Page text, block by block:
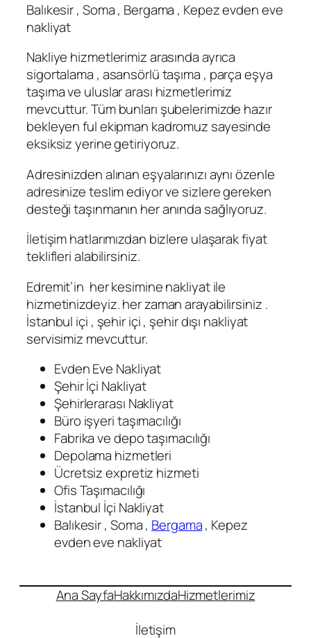
Balıkesir , Soma , Bergama , Kepez evden eve
nakliyat
Nakliye hizmetlerimiz arasında ayrıca
sigortalama , asansörlü taşıma , parça eşya
taşıma ve uluslar arası hizmetlerimiz
mevcuttur. Tüm bunları şubelerimizde hazır
bekleyen ful ekipman kadromuz sayesinde
eksiksiz yerine getiriyoruz.
Adresinizden alınan eşyalarınızı aynı özenle
adresinize teslim ediyor ve sizlere gereken
desteği taşınmanın her anında sağlıyoruz.
İletişim hatlarımızdan bizlere ulaşarak fiyat
teklifleri alabilirsiniz.
Edremit’in her kesimine nakliyat ile
hizmetinizdeyiz. her zaman arayabilirsiniz .
İstanbul içi , şehir içi , şehir dışı nakliyat
servisimiz mevcuttur.
Evden Eve Nakliyat
Şehir İçi Nakliyat
Şehirlerarası Nakliyat
Büro işyeri taşımacılığı
Fabrika ve depo taşımacılığı
Depolama hizmetleri
Ücretsiz expretiz hizmeti
Ofis Taşımacılığı
İstanbul İçi Nakliyat
Balıkesir , Soma , Bergama, Kepez
evden eve nakliyat
Ana SayfaHakkımızdaHizmetlerimiz
İletişim